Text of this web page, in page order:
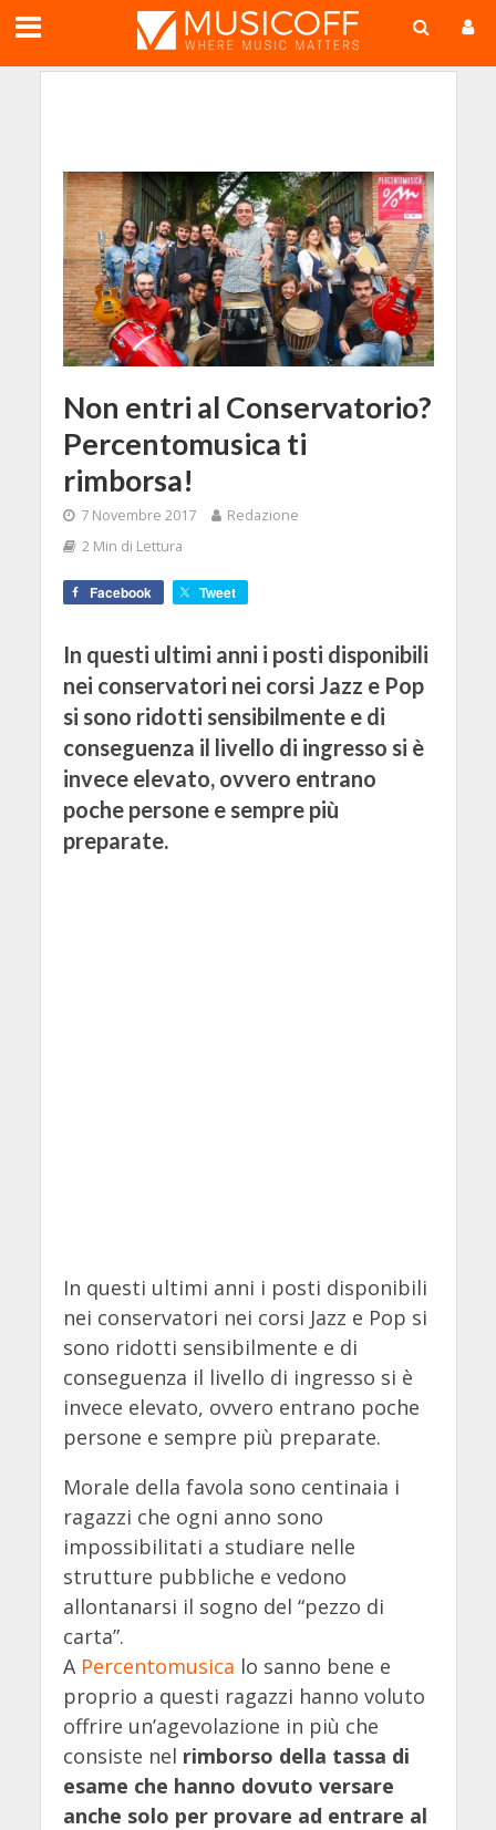
Non entri al Conservatorio?
Percentomusica ti
rimborsa!
7 Novembre 2017
Redazione
2 Min di Lettura
Facebook Tweet
In questi ultimi anni i posti disponibili
nei conservatori nei corsi Jazz e Pop
si sono ridotti sensibilmente e di
conseguenza il livello di ingresso si è
invece elevato, ovvero entrano
poche persone e sempre più
preparate.
In questi ultimi anni i posti disponibili
nei conservatori nei corsi Jazz e Pop si
sono ridotti sensibilmente e di
conseguenza il livello di ingresso si è
invece elevato, ovvero entrano poche
persone e sempre più preparate.
Morale della favola sono centinaia i
ragazzi che ogni anno sono
impossibilitati a studiare nelle
strutture pubbliche e vedono
allontanarsi il sogno del “pezzo di
carta”.
A Percentomusica lo sanno bene e
proprio a questi ragazzi hanno voluto
offrire un’agevolazione in più che
consiste nel rimborso della tassa di
esame che hanno dovuto versare
anche solo per provare ad entrare al